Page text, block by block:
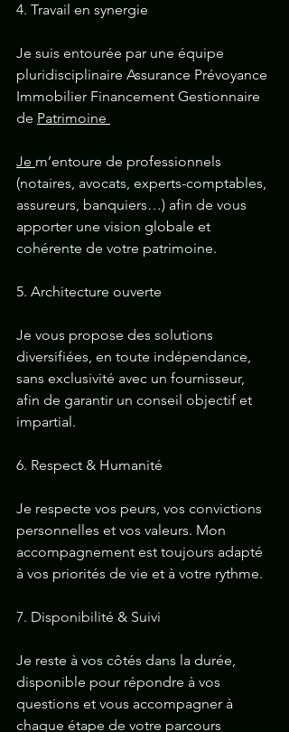
4. Travail en synergie
Je suis entourée par une équipe
pluridisciplinaire Assurance Prévoyance
Immobilier Financement Gestionnaire
de Patrimoine
Je m’entoure de professionnels
(notaires, avocats, experts-comptables,
assureurs, banquiers…) afin de vous
apporter une vision globale et
cohérente de votre patrimoine.
5. Architecture ouverte
Je vous propose des solutions
diversifiées, en toute indépendance,
sans exclusivité avec un fournisseur,
afin de garantir un conseil objectif et
impartial.
6. Respect & Humanité
Je respecte vos peurs, vos convictions
personnelles et vos valeurs. Mon
accompagnement est toujours adapté
à vos priorités de vie et à votre rythme.
7. Disponibilité & Suivi
Je reste à vos côtés dans la durée,
disponible pour répondre à vos
questions et vous accompagner à
chaque étape de votre parcours